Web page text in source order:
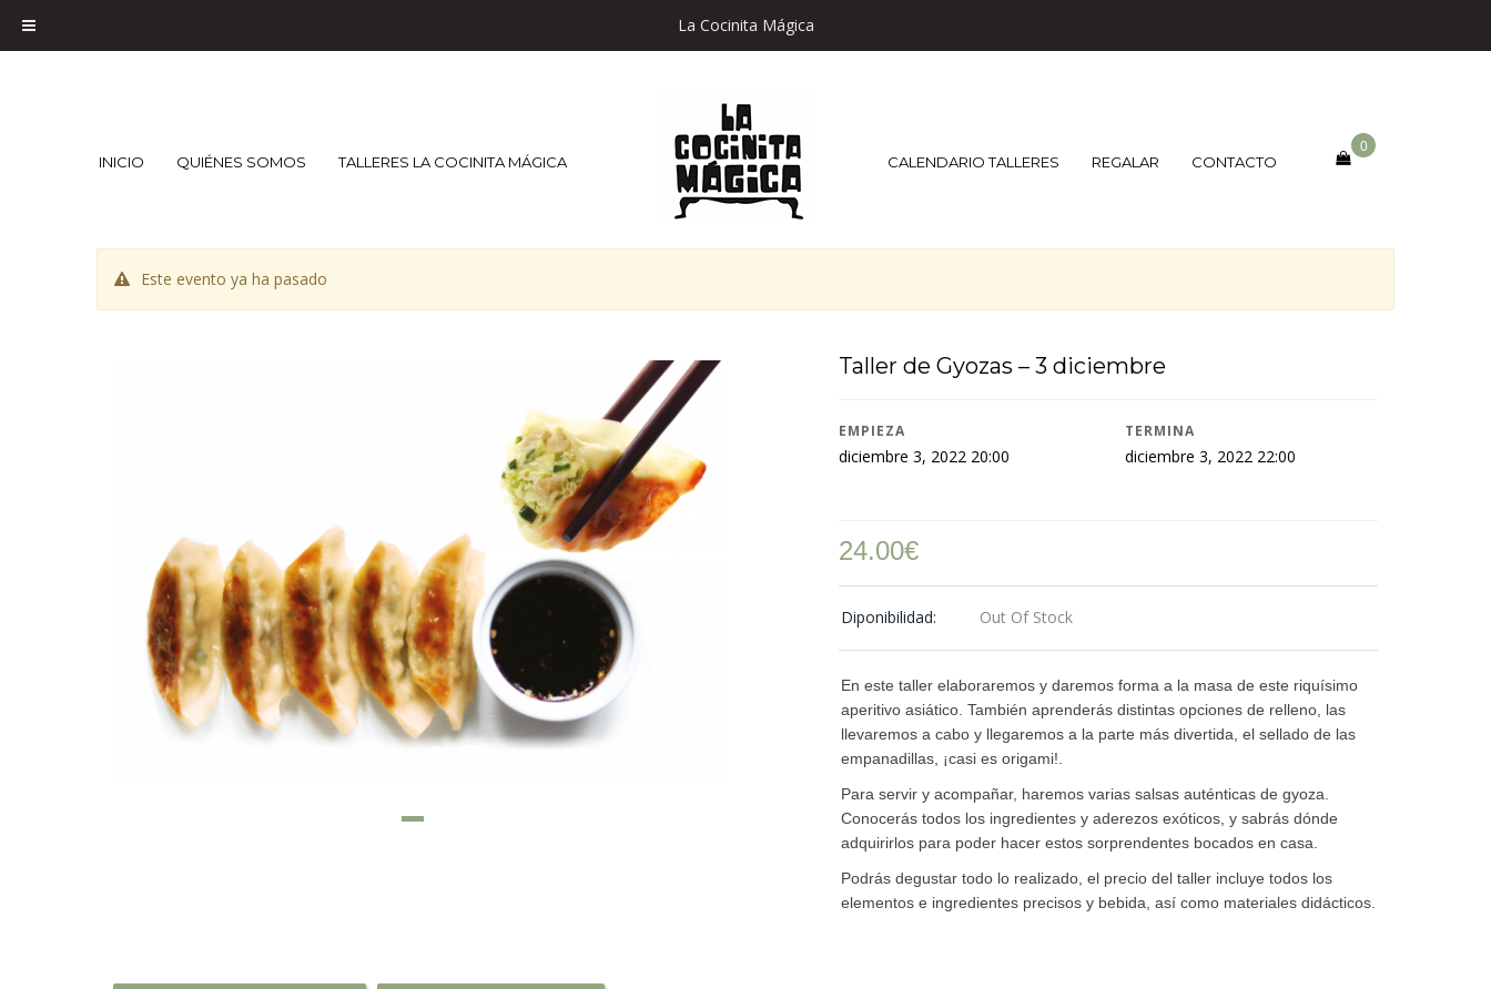
INICIO QUIÉNES SOMOS TALLERES LA COCINITA MÁGICA CALENDARIO TALLERES REGALAR CONTACTO
0
Este evento ya ha pasado
Taller de Gyozas – 3 diciembre
EMPIEZA
diciembre 3, 2022 20:00
TERMINA
diciembre 3, 2022 22:00
24.00€
Diponibilidad: Out Of Stock
En este taller elaboraremos y daremos forma a la masa de este riquísimo
aperitivo asiático. También aprenderás distintas opciones de relleno, las
llevaremos a cabo y llegaremos a la parte más divertida, el sellado de las
empanadillas, ¡casi es origami!.
Para servir y acompañar, haremos varias salsas auténticas de gyoza.
Conocerás todos los ingredientes y aderezos exóticos, y sabrás dónde
adquirirlos para poder hacer estos sorprendentes bocados en casa.
Podrás degustar todo lo realizado, el precio del taller incluye todos los
elementos e ingredientes precisos y bebida, así como materiales didácticos.
La Cocinita Mágica